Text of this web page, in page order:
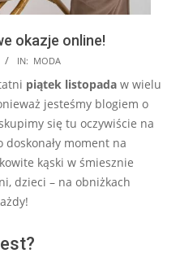
okazje online!
IN: MODA
piątek listopada w wielu
jesteśmy blogiem o
się tu oczywiście na
doskonały moment na
kąski w śmiesznie
dzieci – na obniżkach